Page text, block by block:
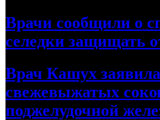
Врачи сообщили о
селедки защищать
Врач Кашух
свежевыжатых
поджелудочной